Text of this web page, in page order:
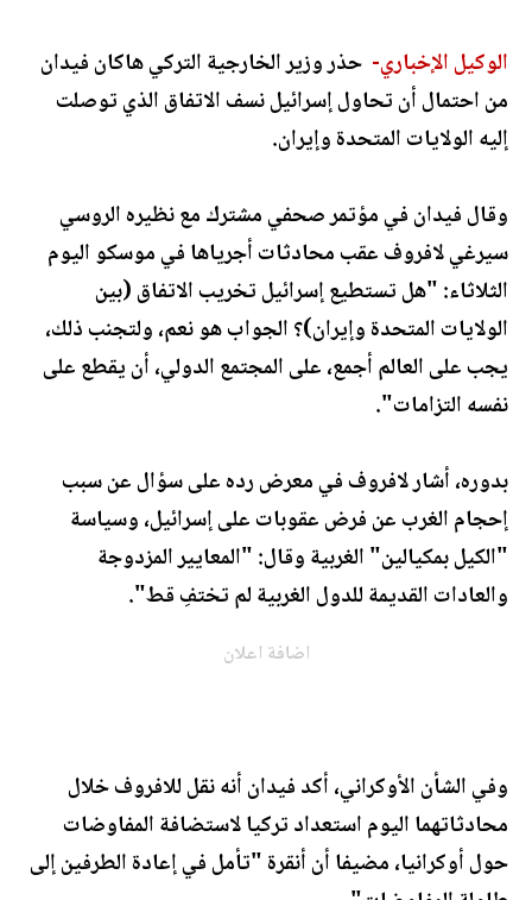
الوكيل الإخباري- حذر وزير الخارجية التركي هاكان فيدان
من احتمال أن تحاول إسرائيل نسف الاتفاق الذي توصلت
إليه الولايات المتحدة وإيران.
وقال فيدان في مؤتمر صحفي مشترك مع نظيره الروسي
سيرغي لافروف عقب محادثات أجرياها في موسكو اليوم
الثلاثاء: "هل تستطيع إسرائيل تخريب الاتفاق (بين
الولايات المتحدة وإيران)؟ الجواب هو نعم، ولتجنب ذلك،
يجب على العالم أجمع، على المجتمع الدولي، أن يقطع على
نفسه التزامات".
بدوره، أشار لافروف في معرض رده على سؤال عن سبب
إحجام الغرب عن فرض عقوبات على إسرائيل، وسياسة
"الكيل بمكيالين" الغربية وقال: "المعايير المزدوجة
والعادات القديمة للدول الغربية لم تختفِ قط".
اضافة اعلان
وفي الشأن الأوكراني، أكد فيدان أنه نقل للافروف خلال
محادثاتهما اليوم استعداد تركيا لاستضافة المفاوضات
حول أوكرانيا، مضيفا أن أنقرة "تأمل في إعادة الطرفين إلى